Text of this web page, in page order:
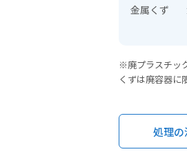
金属くず
※廃プラスチッ
くずは廃容器に
処理の